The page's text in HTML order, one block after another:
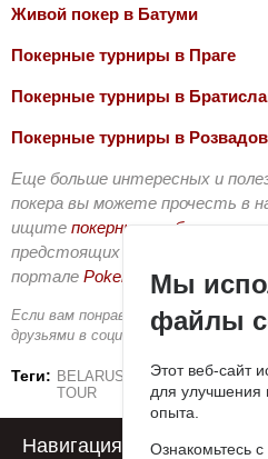
Живой покер в Батуми
Покерные турниры в Праге
Покерные турниры в
Покерные турниры в
Еще больше интересных и
покера вы можете прочесть в
ищите покерные клубыпо
предстоящих покерных
портале PokerDiscover.com.
Если вам понравилась статья, не
друзьями в социальных сетях.
Теги: BELARUS POKER
TOUR
Навигация
Мы
файлы
Этот веб-сайт
для улучшения
опыта.
Ознакомьтесь